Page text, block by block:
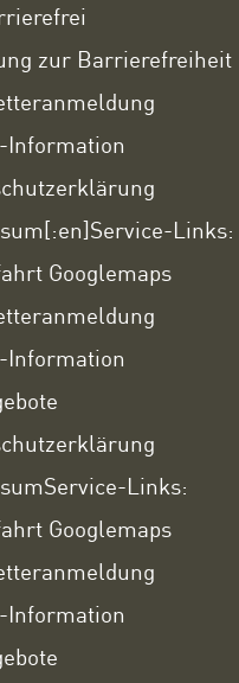
zur Barrierefreiheit
Information
[:en]Service-Links:
Googlemaps
Information
Service-Links:
Googlemaps
Information